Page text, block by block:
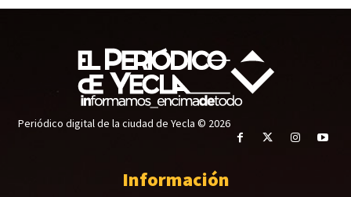
Periódico digital de la ciudad de Yecla © 2026
Información